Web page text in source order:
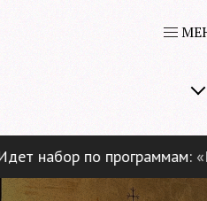
набор по программам: